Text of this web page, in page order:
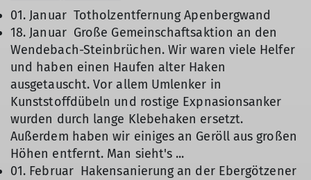
01. Januar Totholzentfernung Apenbergwand
18. Januar Große Gemeinschaftsaktion an den
Wendebach-Steinbrüchen. Wir waren viele Helfer
und haben einen Haufen alter Haken
ausgetauscht. Vor allem Umlenker in
Kunststoffdübeln und rostige Expnasionsanker
wurden durch lange Klebehaken ersetzt.
Außerdem haben wir einiges an Geröll aus großen
Höhen entfernt. Man sieht's ...
01. Februar Hakensanierung an der Ebergötzener